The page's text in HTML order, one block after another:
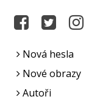
Nová hesla
Nové obrazy
Autoři